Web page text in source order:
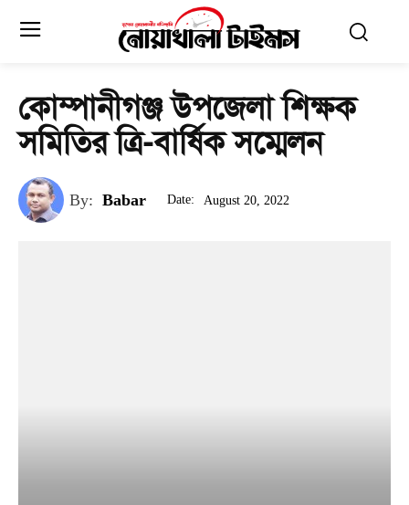
কোম্পানীগঞ্জ উপজেলা শিক্ষক
সমিতির ত্রি-বার্ষিক সম্মেলন
By: Babar Date: August 20, 2022